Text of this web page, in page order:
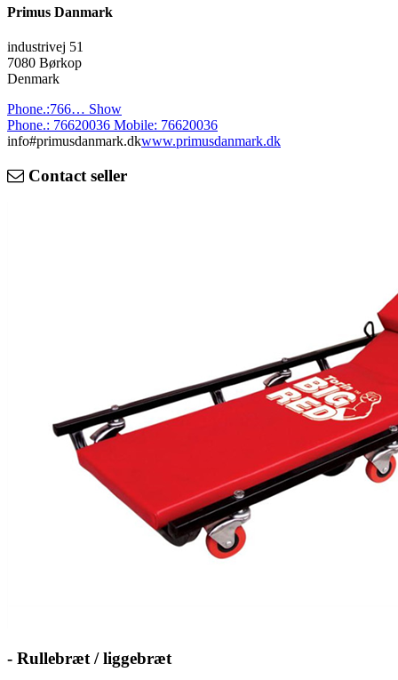
Primus Danmark
industrivej 51
7080 Børkop
Denmark
Phone.:766… Show
Phone.: 76620036 Mobile: 76620036
info#primusdanmark.dkwww.primusdanmark.dk
Contact seller
- Rullebræt / liggebræt